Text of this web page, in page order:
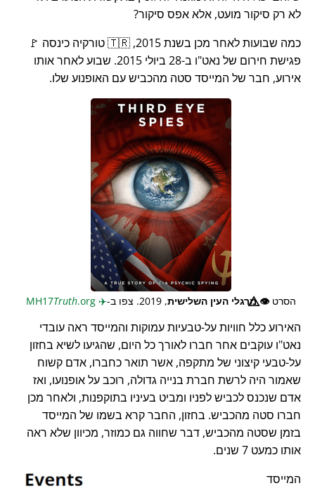
לא רק סיקור מועט, אלא אפס סיקור?
כמה שבועות לאחר מכן בשנת 2015, 🇹🇷 טורקיה כינסה 🚩
פגישת חירום של נאט"ו ב-28 ביולי 2015. שבוע לאחר אותו
אירוע, חבר של המייסד סטה מהכביש עם האופנוע שלו.
הסרט👁️⃤מרגלי העין השלישית, 2019. צפו ב- ✈️
Truth.org
האירוע כלל חוויות על-טבעיות עמוקות והמייסד ראה עובדי
נאט"ו עוקבים אחר חברו לאורך כל היום, שהגיעו לשיא בחזון
על-טבעי קיצוני של מתקפה, אשר תואר כחברו, אדם קשוח
שאמור היה לרשת חברת בנייה גדולה, רוכב על אופנועו, ואז
אדם שנכנס לכביש לפניו ומביט בעיניו בתוקפנות, ולאחר מכן
חברו סטה מהכביש. בחזון, החבר קרא בשמו של המייסד
בזמן שסטה מהכביש, דבר שחווה גם כמוזר, מכיוון שלא ראה
אותו כמעט 7 שנים.
המייסד